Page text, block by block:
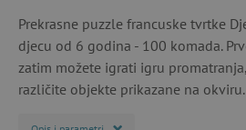
Prekrasne puzzle francuske tvrtke
djecu od 6 godina - 100 komada.
zatim možete igrati igru
različite objekte prikazane na okviru.